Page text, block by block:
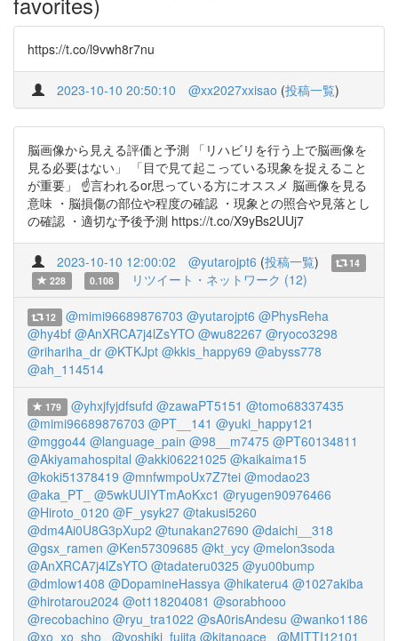
https://t.co/l9vwh8r7nu
2023-10-10 20:50:10 @xx2027xxisao (投稿一覧)
脳画像から見える評価と予測 「リハビリを行う上で脳画像を
見る必要はない」 「目で見て起こっている現象を捉えること
が重要」 ☝️言われるor思っている方にオススメ 脳画像を見る
意味 ・脳損傷の部位や程度の確認 ・現象との照合や見落とし
の確認 ・適切な予後予測 https://t.co/X9yBs2UUj7
2023-10-10 12:00:02 @yutarojpt6 (投稿一覧)
14
228
0.108 リツイート・ネットワーク (12)
12 @mimi96689876703 @yutarojpt6 @PhysReha
@hy4bf @AnXRCA7j4lZsYTO @wu82267 @ryoco3298
@rihariha_dr @KTKJpt @kkis_happy69 @abyss778
@ah_114514
179 @yhxjfyjdfsufd @zawaPT5151 @tomo68337435
@mimi96689876703 @PT__141 @yuki_happy121
@mggo44 @language_pain @98__m7475 @PT60134811
@Akiyamahospital @akki06221025 @kaikaima15
@koki51378419 @mnfwmpoUx7Z7tei @modao23
@aka_PT_ @5wkUUIYTmAoKxc1 @ryugen90976466
@Hiroto_0120 @F_ysyk27 @takusi5260
@dm4Ai0U8G3pXup2 @tunakan27690 @daichi__318
@gsx_ramen @Ken57309685 @kt_ycy @melon3soda
@AnXRCA7j4lZsYTO @tadateru0325 @yu00bump
@dmlow1408 @DopamineHassya @hikateru4 @1027akiba
@hirotarou2024 @ot118204081 @sorabhooo
@recobachino @ryu_tra1022 @sA0risAndesu @wanko1186
@xo_xo_sho_
@yoshiki_fujita @kitanoace_ @MITTI12101